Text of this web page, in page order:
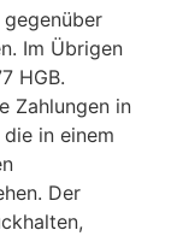
gegenüber
Im Übrigen
HGB.
Zahlungen in
in einem
Der